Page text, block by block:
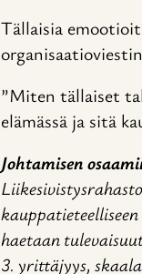
Tällaisia
”Miten tällaiset
elämässä ja sitä
Johtamisen
haetaan
3. yrittäjyys,